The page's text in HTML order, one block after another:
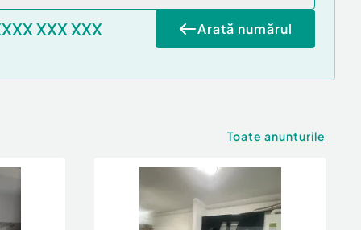
XXX XXX Arată numărul
Toate anunturile